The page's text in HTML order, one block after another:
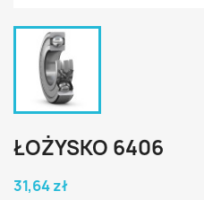
ŁOŻYSKO 6406
31,64 zł